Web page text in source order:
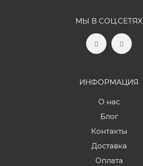
МЫ В СОЦ.СЕТЯХ
ИНФОРМАЦИЯ
О нас
Блог
Контакты
Доставка
Оплата